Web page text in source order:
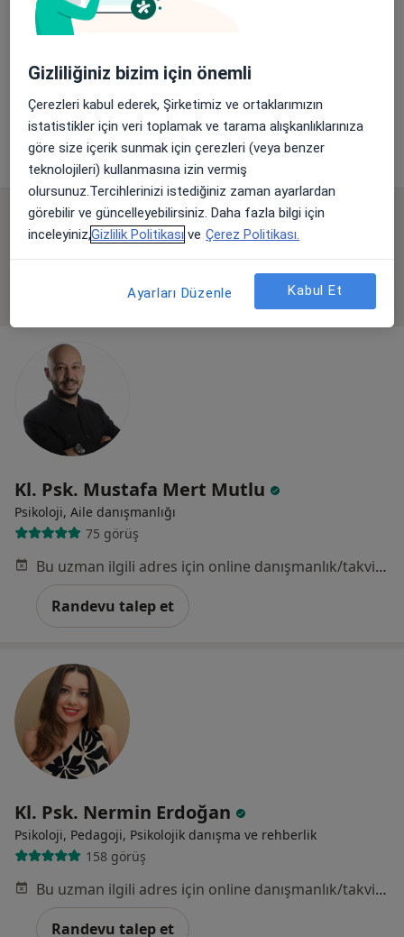
Psikoloji
Kasimova Psikoloji Merkezi
Randevu talep et
Online danışmanlık mevcut
müsait değil. Bunun yerine online danışmanlığını
Kl. Psk. Mustafa Mert Mutlu
Psikoloji, Aile danışmanlığı
75 görüş
Bu uzman ilgili adres için online danışmanlık/takvim sunmuyor.
Randevu talep et
Kl. Psk. Nermin Erdoğan
Psikoloji, Pedagoji, Psikolojik danışma ve rehberlik
158 görüş
Bu uzman ilgili adres için online danışmanlık/takvim sunmuyor.
Randevu talep et
Gizliliğiniz bizim için önemli
Çerezleri kabul ederek, Şirketimiz ve ortaklarımızın
istatistikler için veri toplamak ve tarama alışkanlıklarınıza
göre size içerik sunmak için çerezleri (veya benzer
teknolojileri) kullanmasına izin vermiş
olursunuz.Tercihlerinizi istediğiniz zaman ayarlardan
görebilir ve güncelleyebilirsiniz. Daha fazla bilgi için
inceleyiniz,Gizlilik Politikası ve Çerez Politikası.
Ayarları Düzenle Kabul Et